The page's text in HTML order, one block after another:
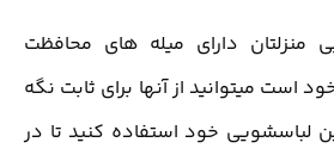
دارای میله های محافظت
میتوانید از آنها برای ثابت نگه
خود استفاده کنید تا در